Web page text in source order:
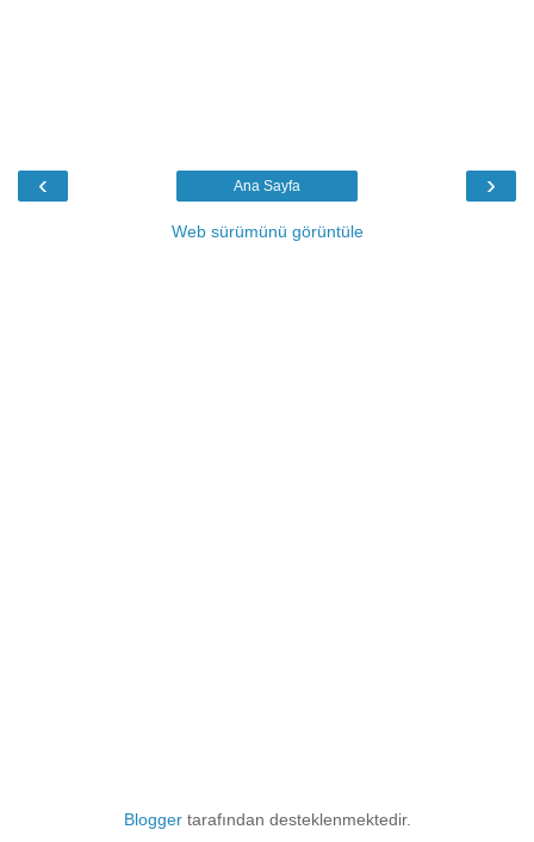
‹ ›
Ana Sayfa
Web sürümünü görüntüle
Bloggertarafından desteklenmektedir.